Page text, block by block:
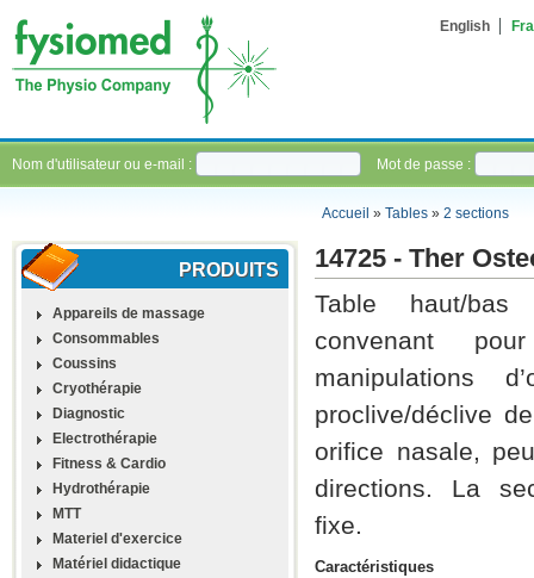
English
Nom d'utilisateur ou e-mail : Mot de passe :
Accueil » Tables» 2 sections
PRODUITS
Appareils de massage
Consommables
Coussins
Cryothérapie
Diagnostic
Electrothérapie
Fitness & Cardio
Hydrothérapie
MTT
Materiel d'exercice
Matériel didactique
14725 - Ther
Table haut/
convenant
manipulations
proclive/déclive
orifice nasale,
directions. La
fixe.
Caractéristiques